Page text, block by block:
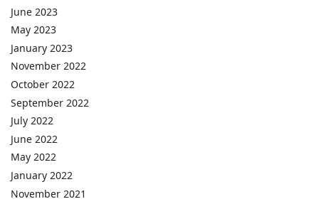
June 2023
May 2023
January 2023
November 2022
October 2022
September 2022
July 2022
June 2022
May 2022
January 2022
November 2021